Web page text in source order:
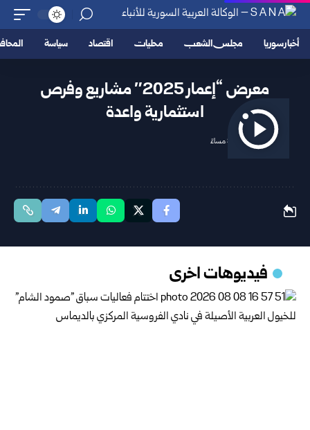
أخبار سوريا مجلس الشعب محليات اقتصاد سياسة
معرض “إعمار 2025″ مشاريع وفرص
استثمارية واعدة
2025/10/31 9:22 مساءً
فيديوهات اخرى